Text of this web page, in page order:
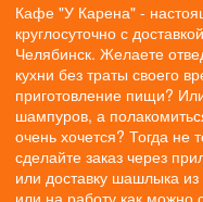
Кафе "У Карена" -
круглосуточно с
Челябинск. Желаете
кухни без траты своего
приготовление пищи?
шампуров, а
очень хочется? Тогда не
сделайте заказ через
или доставку шашлыка